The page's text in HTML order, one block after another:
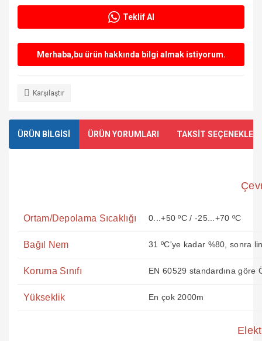
Teklif Al
Merhaba,bu ürün hakkında bilgi almak istiyorum.
Karşılaştır
ÜRÜN BİLGİSİ ÜRÜN YORUMLARI TAKSİT SEÇENEKLERİ
Ortam/Depolama Sıcaklığı 0...+50 ºC / -25...+70 ºC
Bağıl Nem 31 ºC'ye kadar %80, sonra
Koruma Sınıfı EN 60529 standardına göre
Yükseklik En çok 2000m